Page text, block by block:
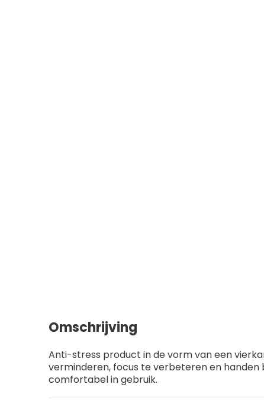
Omschrijving
Anti-stress product in de vorm van een
verminderen, focus te verbeteren en handen
comfortabel in gebruik.